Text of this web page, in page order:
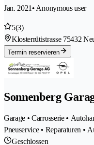
Jan. 2021• Anonymous user
5(3)
Klosterrütistrasse 75432
Termin reservieren
Sonnenberg
Garage • Carrosserie •
Pneuservice • Reparaturen •
Geschlossen